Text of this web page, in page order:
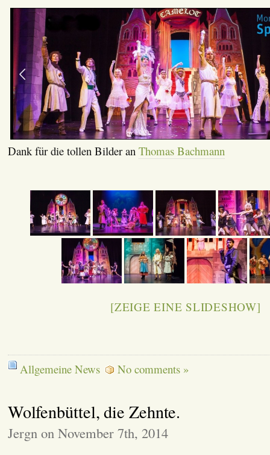
Dank für die tollen Bilder an Thomas Bachmann
[ZEIGE EINE SLIDESHOW]
Allgemeine News No comments »
Wolfenbüttel, die Zehnte.
Jergn on November 7th, 2014